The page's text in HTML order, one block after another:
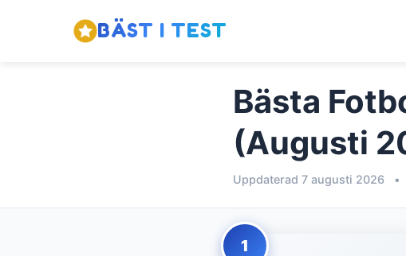
BÄST I TEST
Bästa
(Augusti
Uppdaterad 7 augusti 2026 •
1